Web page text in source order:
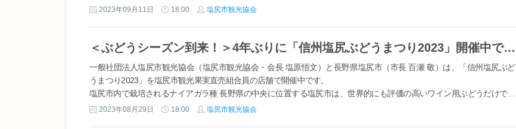
ぶどうだけでなく、質の高い生食用ぶどうの名産地としても知られています。 9月の本格的なぶどうシーズン到来を祝
2023年09月11日 18:00 塩尻市観光協会
＜ぶどうシーズン到来！＞4年ぶりに「信州塩尻ぶどうまつり2023」開催中です。
一般社団法人塩尻市観光協会（塩尻市観光協会・会長 塩原悟文）と長野県塩尻市（市長 百瀬 敬）は、「信州塩尻ぶど
うまつり2023」を塩尻市観光果実直売組合員の店舗で開催中です。
塩尻市内で栽培されるナイアガラ種 長野県の中央に位置する塩尻市は、世界的にも評価の高いワイン用ぶどうだけでな
く、質の高い生食用ぶどうの名産地としても知られています。 本年もいよいよ本格的なぶどうの収穫シーズンを迎え、
2023年08月29日 18:00 塩尻市観光協会